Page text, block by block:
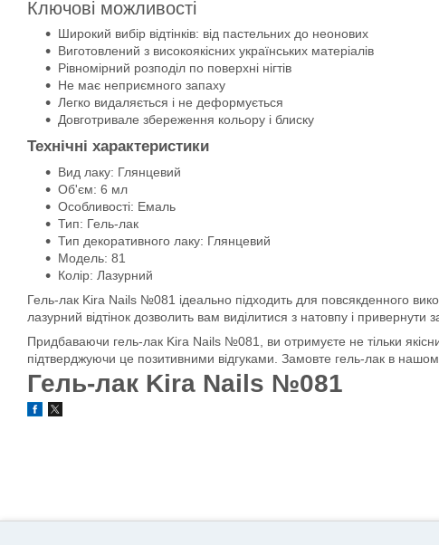
Ключові можливості
Широкий вибір відтінків: від пастельних до неонових
Виготовлений з високоякісних українських матеріалів
Рівномірний розподіл по поверхні нігтів
Не має неприємного запаху
Легко видаляється і не деформується
Довготривале збереження кольору і блиску
Технічні характеристики
Вид лаку: Глянцевий
Об'єм: 6 мл
Особливості: Емаль
Тип: Гель-лак
Тип декоративного лаку: Глянцевий
Модель: 81
Колір: Лазурний
Гель-лак Kira Nails №081 ідеально підходить для повсякденного
лазурний відтінок дозволить вам виділитися з натовпу і привернути
Придбаваючи гель-лак Kira Nails №081, ви отримуєте не тільки
підтверджуючи це позитивними відгуками. Замовте гель-лак в
Гель-лак Kira Nails №081